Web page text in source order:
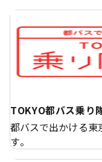
TOKYO都バス乗り
都バスで出かける東
す。